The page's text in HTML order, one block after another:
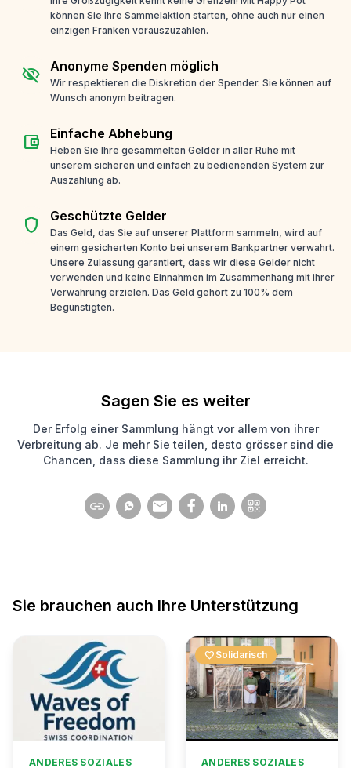
können Sie Ihre Sammelaktion starten, ohne auch nur einen
einzigen Franken vorauszuzahlen.
visibility_off Anonyme Spenden möglich
Wir respektieren die Diskretion der Spender. Sie können auf
Wunsch anonym beitragen.
account_balance_wallet Einfache Abhebung
Heben Sie Ihre gesammelten Gelder in aller Ruhe mit
unserem sicheren und einfach zu bedienenden System zur
Auszahlung ab.
shield Geschützte Gelder
Das Geld, das Sie auf unserer Plattform sammeln, wird auf
einem gesicherten Konto bei unserem Bankpartner verwahrt.
Unsere Zulassung garantiert, dass wir diese Gelder nicht
verwenden und keine Einnahmen im Zusammenhang mit ihrer
Verwahrung erzielen. Das Geld gehört zu 100% dem
Begünstigten.
Sagen Sie es weiter
Der Erfolg einer Sammlung hängt vor allem von ihrer
Verbreitung ab. Je mehr Sie teilen, desto grösser sind die
Chancen, dass diese Sammlung ihr Ziel erreicht.
Sie brauchen auch Ihre Unterstützung
ANDERES SOZIALES
favorite Solidarisch
ANDERES SOZIALES